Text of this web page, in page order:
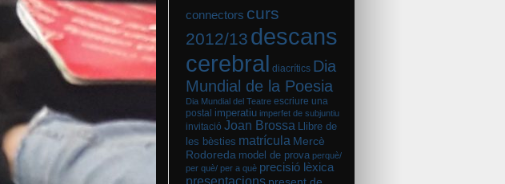
connectors curs
2012/13 descans
cerebral diacrítics Dia
Mundial de la Poesia
Dia Mundial del Teatre escriure una
postal imperatiu imperfet de subjuntiu
invitació Joan Brossa
Llibre de
les bèsties matrícula Mercè
Rodoreda model de prova perquè/
per què/ per a què precisió lèxica
presentacions